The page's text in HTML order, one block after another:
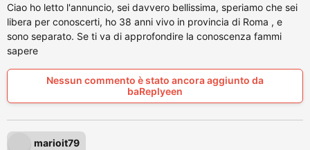
Ciao ho letto l'annuncio, sei davvero bellissima, speriamo che sei
libera per conoscerti, ho 38 anni vivo in provincia di Roma , e
sono separato. Se ti va di approfondire la conoscenza fammi
sapere
Nessun commento è stato ancora aggiunto da
baReplyeen
marioit79